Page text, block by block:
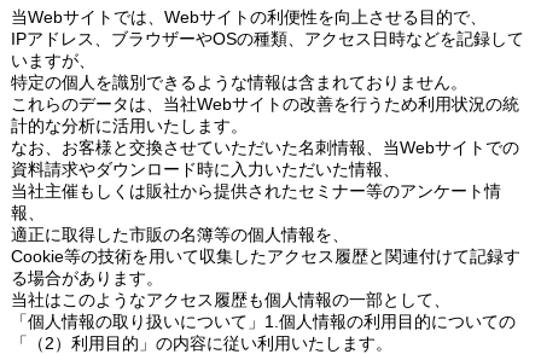
当Webサイトでは、Webサイトの利便性を向上させる目的で、
IPアドレス、ブラウザーやOSの種類、アクセス日時などを記録して
いますが、
特定の個人を識別できるような情報は含まれておりません。
これらのデータは、当社Webサイトの改善を行うため利用状況の統
計的な分析に活用いたします。
なお、お客様と交換させていただいた名刺情報、当Webサイトでの
資料請求やダウンロード時に入力いただいた情報、
当社主催もしくは販社から提供されたセミナー等のアンケート情
報、
適正に取得した市販の名簿等の個人情報を、
Cookie等の技術を用いて収集したアクセス履歴と関連付けて記録す
る場合があります。
当社はこのようなアクセス履歴も個人情報の一部として、
「個人情報の取り扱いについて」1.個人情報の利用目的についての
「（2）利用目的」の内容に従い利用いたします。